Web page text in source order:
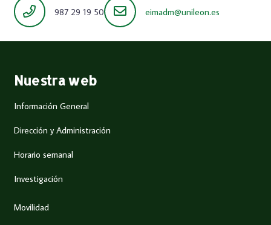
987 29 19 50 eimadm@unileon.es
Nuestra web
Información General
Dirección y Administración
Horario semanal
Investigación
Movilidad